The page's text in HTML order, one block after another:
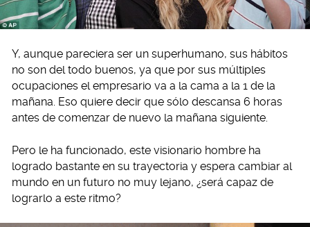
Y, aunque pareciera ser un superhumano, sus hábitos
no son del todo buenos, ya que por sus múltiples
ocupaciones el empresario va a la cama a la 1 de la
mañana. Eso quiere decir que sólo descansa 6 horas
antes de comenzar de nuevo la mañana siguiente.
Pero le ha funcionado, este visionario hombre ha
logrado bastante en su trayectoria y espera cambiar al
mundo en un futuro no muy lejano, ¿será capaz de
lograrlo a este ritmo?